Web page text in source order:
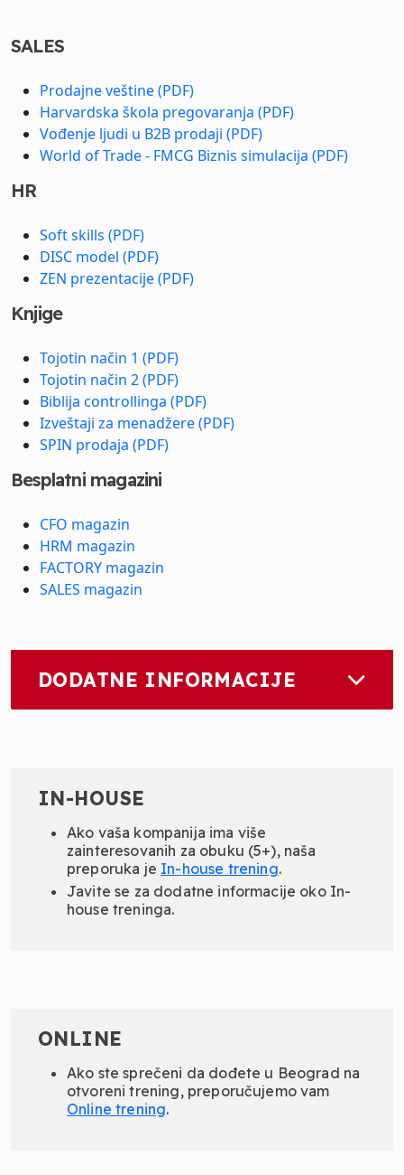
SALES
Prodajne veštine (PDF)
Harvardska škola pregovaranja (PDF)
Vođenje ljudi u B2B prodaji (PDF)
World of Trade - FMCG Biznis simulacija (PDF)
HR
Soft skills (PDF)
DISC model (PDF)
ZEN prezentacije (PDF)
Knjige
Tojotin način 1 (PDF)
Tojotin način 2 (PDF)
Biblija controllinga (PDF)
Izveštaji za menadžere (PDF)
SPIN prodaja (PDF)
Besplatni magazini
CFO magazin
HRM magazin
FACTORY magazin
SALES magazin
DODATNE INFORMACIJE
IN-HOUSE
Ako vaša kompanija ima više
zainteresovanih za obuku (5+), naša
preporuka je In-house trening.
Javite se za dodatne informacije oko In-
house treninga.
ONLINE
Ako ste sprečeni da dođete u Beograd na
otvoreni trening, preporučujemo vam
Online trening.